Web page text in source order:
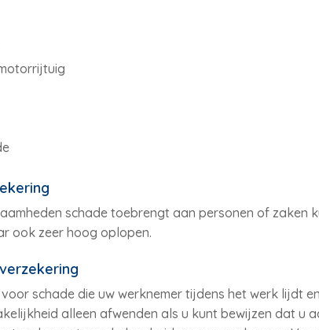
schade toebrengt aan personen of zaken
ook zeer hoog oplopen.
schade die uw werknemer tijdens het werk lijdt
alleen afwenden als u kunt bewijzen dat u